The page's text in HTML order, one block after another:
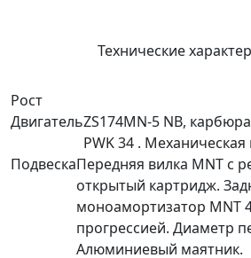
Технические
Рост
ДвигательZS174MN-5 NB,
PWK 34 . Механическая
ПодвескаПередняя вилка MNT с
открытый картридж.
моноамортизатор MNT
прогрессией. Диаметр
Алюминиевый маятник.